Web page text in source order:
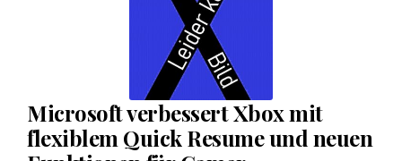
Microsoft verbessert Xbox mit
flexiblem Quick Resume und neuen